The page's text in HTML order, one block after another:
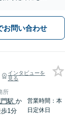
お問い合わせ
インタビューを
見る
所
門駅か
歩1分
営業時間：本
日定休日